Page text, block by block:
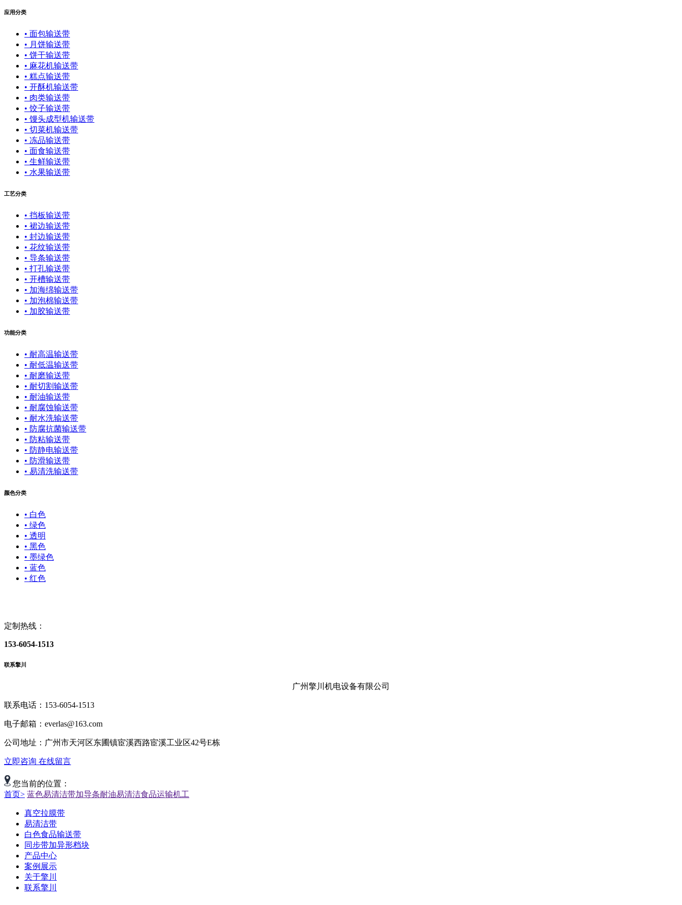
应用分类
• 面包输送带
• 月饼输送带
• 饼干输送带
• 麻花机输送带
• 糕点输送带
• 开酥机输送带
• 肉类输送带
• 饺子输送带
• 馒头成型机输送带
• 切菜机输送带
• 冻品输送带
• 面食输送带
• 生鲜输送带
• 水果输送带
工艺分类
• 挡板输送带
• 裙边输送带
• 封边输送带
• 花纹输送带
• 导条输送带
• 打孔输送带
• 开槽输送带
• 加海绵输送带
• 加泡棉输送带
• 加胶输送带
功能分类
• 耐高温输送带
• 耐低温输送带
• 耐磨输送带
• 耐切割输送带
• 耐油输送带
• 耐腐蚀输送带
• 耐水洗输送带
• 防腐抗菌输送带
• 防粘输送带
• 防静电输送带
• 防滑输送带
• 易清洗输送带
颜色分类
• 白色
• 绿色
• 透明
• 黑色
• 墨绿色
• 蓝色
• 红色
定制热线：
153-6054-1513
联系擎川
广州擎川机电设备有限公司
联系电话：153-6054-1513
电子邮箱：everlas@163.com
公司地址：广州市天河区东圃镇宦溪西路宦溪工业区42号E栋
立即咨询 在线留言
您当前的位置：
首页> 蓝色易清洁带加导条耐油易清洁食品运输机工
真空拉膜带
易清洁带
白色食品输送带
同步带加异形档块
产品中心
案例展示
关于擎川
联系擎川